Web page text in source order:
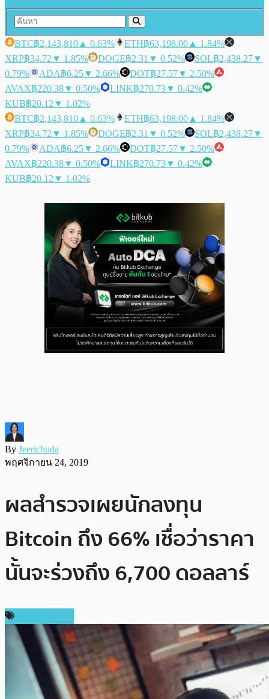
BTC฿2,143,810 ▲ 0.63% ETH฿63,198.00 ▲ 1.84%
XRP฿34.72 ▼ 1.85% DOGE฿2.31 ▼ 0.52% SOL฿2,438.27▼
0.79%
ADA฿6.25▼ 2.66% DOT฿27.57▼ 2.50%
AVAX฿220.38▼ 0.50% LINK฿270.73▼ 0.42%
KUB฿20.12 ▼ 1.02%
BTC฿2,143,810 ▲ 0.63% ETH฿63,198.00 ▲ 1.84%
XRP฿34.72 ▼ 1.85% DOGE฿2.31 ▼ 0.52% SOL฿2,438.27▼
0.79%
ADA฿6.25▼ 2.66% DOT฿27.57▼ 2.50%
AVAX฿220.38▼ 0.50% LINK฿270.73▼ 0.42%
KUB฿20.12 ▼ 1.02%
By Jeerichuda
พฤศจิกายน 24, 2019
ผลสำรวจเผยนักลงทุน
Bitcoin ถึง 66% เชื่อว่าราคา
นั้นจะร่วงถึง 6,700 ดอลลาร์